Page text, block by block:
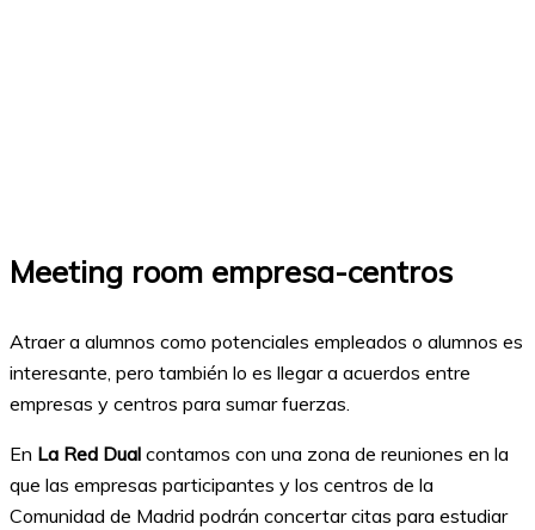
Meeting room empresa-centros
Atraer a alumnos como potenciales empleados o alumnos es
interesante, pero también lo es llegar a acuerdos entre
empresas y centros para sumar fuerzas.
En La Red Dual contamos con una zona de reuniones en la
que las empresas participantes y los centros de la
Comunidad de Madrid podrán concertar citas para estudiar